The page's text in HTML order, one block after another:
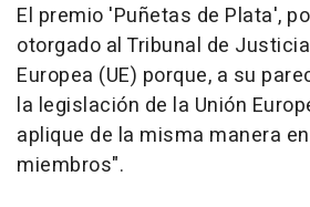
El premio 'Puñetas de Plata',
otorgado al Tribunal de
Europea (UE) porque, a su
la legislación de la Unión
aplique de la misma manera
miembros".